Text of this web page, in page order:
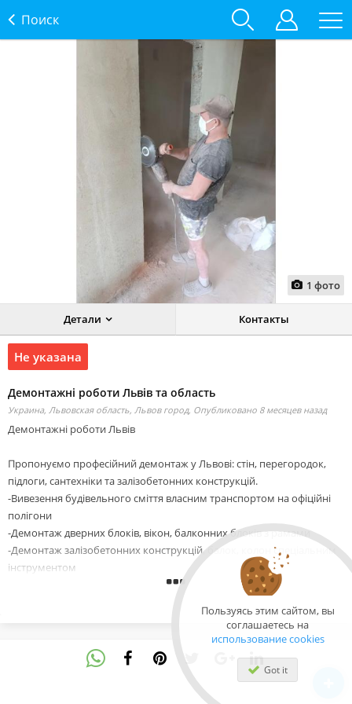
Пользуясь этим сайтом, вы
соглашаетесь на
использование cookies
Got it
Поиск
1 фото
Детали Контакты
Не указана
Демонтажні роботи Львів та область
Украина, Львовская область, Львов город, Опубликовано 8 месяцев назад
Демонтажні роботи Львів
Пропонуємо професійний демонтаж у Львові: стін, перегородок,
підлоги, сантехніки та залізобетонних конструкцій.
-Вивезення будівельного сміття власним транспортом на офіційні
полігони
-Демонтаж дверних блоків, вікон, балконних блоків з рамами
-Демонтаж залізобетонних конструкцій, балок, колон спеціальним
інструментом
-Зняття плитки, шпалер, штукатурки, навісних та натяжних стель
-Демонтаж всіх видів підлогових покриттів: паркет, ламінат, плитка,
-Демонтаж ванн, душових кабін, унітазів, труб опалення та
водопостачання
-Професійний демонтаж несучих та не несучих стін, перегородок з